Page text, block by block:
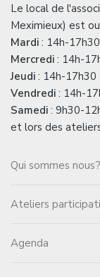
Le local de
Meximieux) est
Mardi : 14h-17h30
Mercredi : 14h-
Jeudi : 14h-17h30
Vendredi : 14h-
Samedi : 9h30-
et lors des
Qui sommes nous?
Ateliers
Agenda